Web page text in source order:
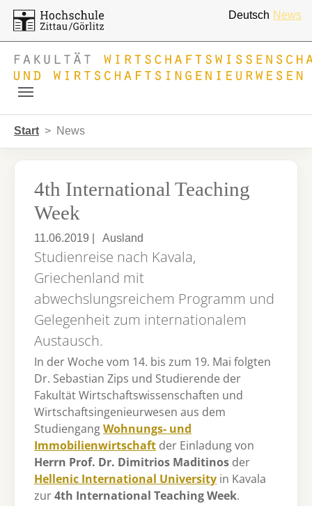
Deutsch News
Start News
4th International Teaching
Week
11.06.2019 Ausland
Studienreise nach Kavala,
Griechenland mit
abwechslungsreichem Programm und
Gelegenheit zum internationalem
Austausch.
In der Woche vom 14. bis zum 19. Mai folgten
Dr. Sebastian Zips und Studierende der
Fakultät Wirtschaftswissenschaften und
Wirtschaftsingenieurwesen aus dem
StudiengangWohnungs- und
Immobilienwirtschaft der Einladung von
Herrn Prof. Dr. Dimitrios Maditinos der
Hellenic International University in Kavala
zur4th International Teaching Week.